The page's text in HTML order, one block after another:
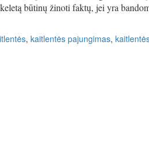
būtinų žinoti faktų, jei yra
, kaitlentės pajungimas,